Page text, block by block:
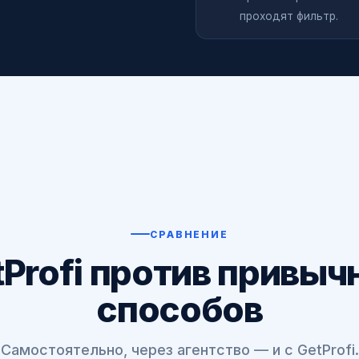
проходят фильтр.
СРАВНЕНИЕ
против
способов
Самостоятельно, через агентство — и с GetProfi.